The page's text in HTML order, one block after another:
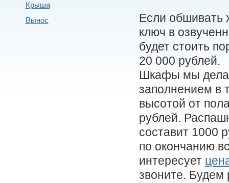
Крыша
Вынос
Если обшивать
ключ в
будет стоить
20 000 рублей.
Шкафы мы
заполнением в
высотой от
рублей.
составит 1000
по окончанию
интересует
звоните.